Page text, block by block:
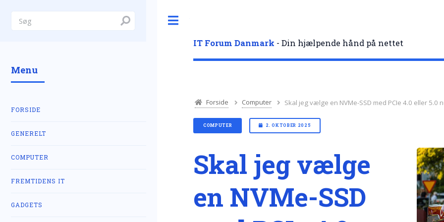
IT Forum Danmark - Din hjælpende hånd på nettet
Forside Computer Skal jeg vælge en NVMe-SSD med PCIe 4.0 eller 5.0
COMPUTER 2. OKTOBER 2025
Skal jeg vælge
en NVMe-SSD
Menu
FORSIDE
GENERELT
COMPUTER
FREMTIDENS IT
GADGETS